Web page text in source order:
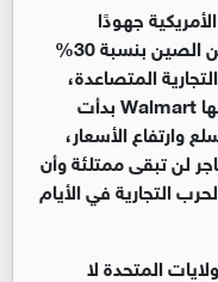
جهودًا
لاستعادة توازنها، تراجعت الواردات من الصين بنسبة 30%
المتصاعدة،
بدأت
الأسعار،
لن تبقى ممتلئة وأن
التجارية في الأيام
المتحدة لا